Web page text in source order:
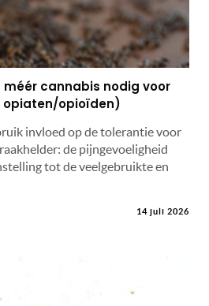
méér cannabis nodig voor
opioïden)
invloed op de tolerantie voor
de pijngevoeligheid
tot de veelgebruikte en
14 juli 2026